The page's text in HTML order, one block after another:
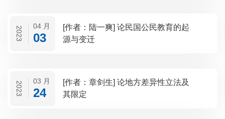
2023 04 月
03
[作者：陆一爽] 论民国公民教育的起
源与变迁
2023 03 月
24
[作者：章剑生] 论地方差异性立法及
其限定